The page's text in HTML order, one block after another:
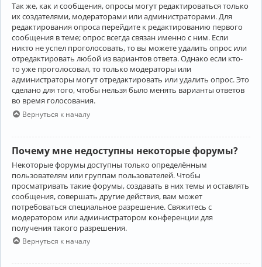
Так же, как и сообщения, опросы могут редактироваться только
их создателями, модераторами или администраторами. Для
редактирования опроса перейдите к редактированию первого
сообщения в теме; опрос всегда связан именно с ним. Если
никто не успел проголосовать, то вы можете удалить опрос или
отредактировать любой из вариантов ответа. Однако если кто-
то уже проголосовал, то только модераторы или
администраторы могут отредактировать или удалить опрос. Это
сделано для того, чтобы нельзя было менять варианты ответов
во время голосования.
Вернуться к началу
Почему мне недоступны некоторые форумы?
Некоторые форумы доступны только определённым
пользователям или группам пользователей. Чтобы
просматривать такие форумы, создавать в них темы и оставлять
сообщения, совершать другие действия, вам может
потребоваться специальное разрешение. Свяжитесь с
модератором или администратором конференции для
получения такого разрешения.
Вернуться к началу